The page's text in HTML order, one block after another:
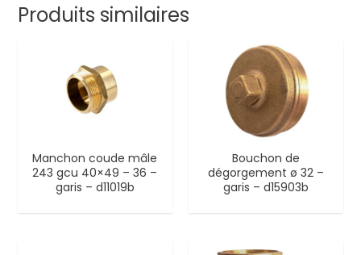
Produits similaires
Manchon coude mâle
243 gcu 40×49 – 36 –
garis – d11019b
Bouchon de
dégorgement ø 32 –
garis – d15903b